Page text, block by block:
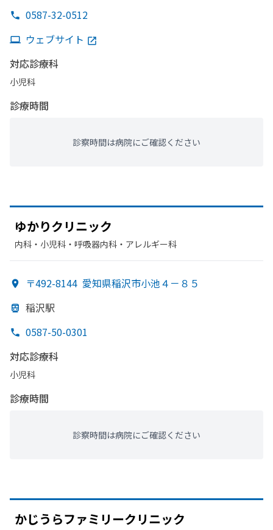
0587-32-0512
ウェブサイト
対応診療科
小児科
診療時間
診察時間は病院にご確認ください
ゆかりクリニック
内科・​小児科・​呼吸器内科・​アレルギー科
〒492-8144 愛知県稲沢市小池４－８５
稲沢駅
0587-50-0301
対応診療科
小児科
診療時間
診察時間は病院にご確認ください
かじうらファミリークリニック